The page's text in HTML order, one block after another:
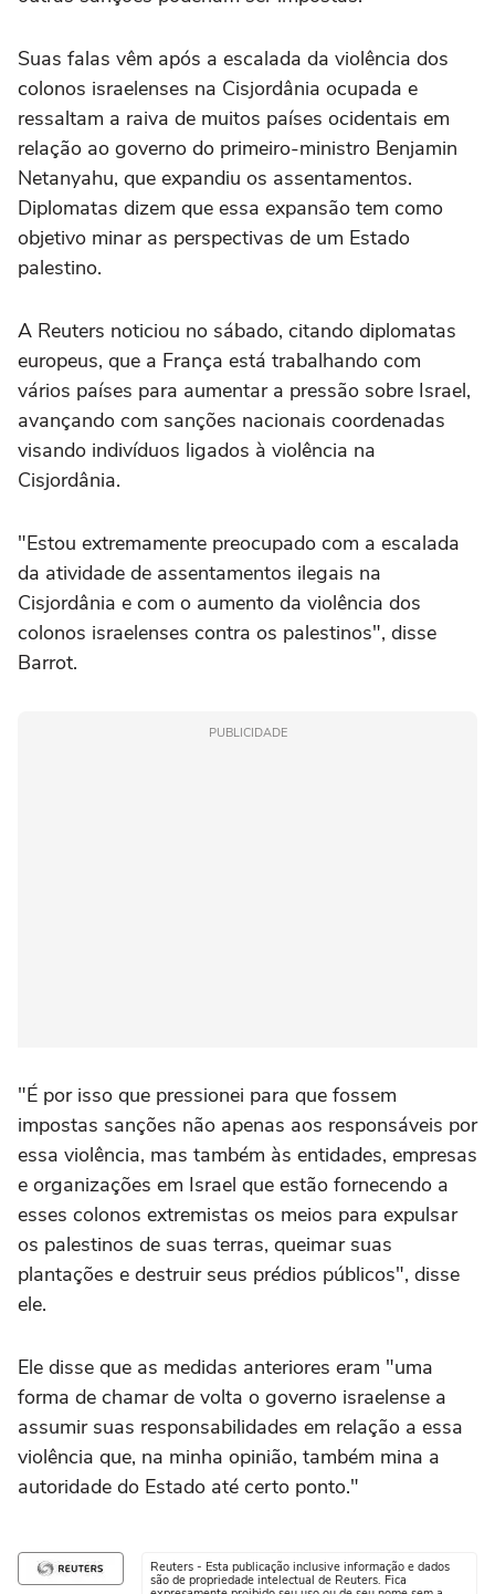
Suas falas vêm após a escalada da violência dos
colonos israelenses na Cisjordânia ocupada ‌e
ressaltam a raiva de muitos países ocidentais em
‌relação ao governo ⁠do primeiro-ministro Benjamin
⁠Netanyahu, que expandiu os assentamentos.
Diplomatas dizem que essa expansão ⁠tem como
objetivo minar ‌as perspectivas de um ‌Estado
palestino.
A Reuters noticiou no sábado, citando diplomatas
europeus, que a França está trabalhando com
vários países para aumentar a pressão sobre Israel,
avançando com ⁠sanções nacionais coordenadas
visando indivíduos ligados à violência na
Cisjordânia.
"Estou extremamente preocupado com a escalada
da atividade de assentamentos ilegais na
Cisjordânia e com o aumento da violência dos
colonos ‌israelenses contra os palestinos", disse
Barrot.
PUBLICIDADE
"É por isso que pressionei para que fossem
impostas sanções não apenas aos ⁠responsáveis por
essa violência, mas também às entidades, empresas
e organizações em Israel que estão fornecendo a
esses colonos extremistas os meios para expulsar
os palestinos de suas terras, queimar suas
plantações e destruir seus prédios públicos", disse
ele.
Ele disse que as medidas anteriores eram "uma
forma de chamar de volta o governo israelense a
assumir suas responsabilidades em relação a essa
violência que, na minha opinião, também mina a
autoridade do Estado até certo ponto."
Reuters - Esta publicação inclusive informação e dados
são de propriedade intelectual de Reuters. Fica